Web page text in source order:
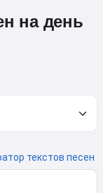
на день
текстов песен